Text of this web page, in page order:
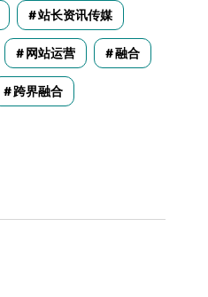
站长资讯传媒
网站运营 融合
跨界融合